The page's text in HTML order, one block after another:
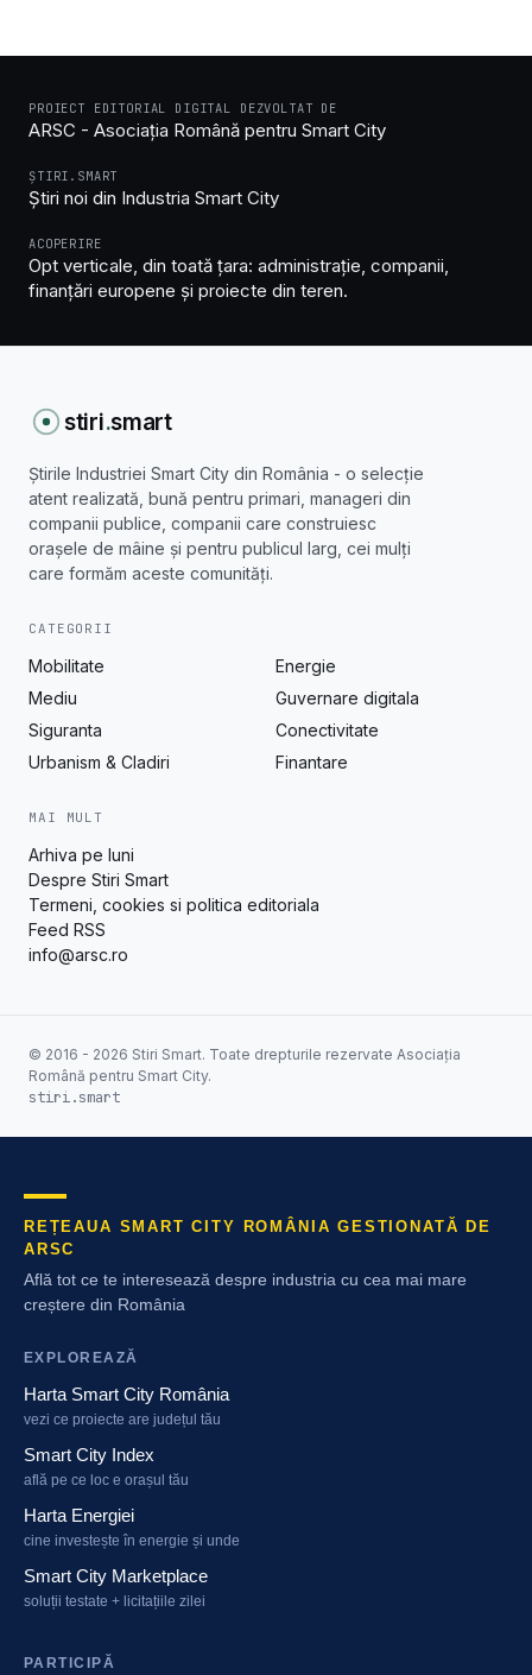
PROIECT EDITORIAL DIGITAL DEZVOLTAT DE
ARSC - Asociația Română pentru Smart City
ȘTIRI.SMART
Știri noi din Industria Smart City
ACOPERIRE
Opt verticale, din toată țara: administrație, companii,
finanțări europene și proiecte din teren.
stiri.smart
Știrile Industriei Smart City din România - o selecție
atent realizată, bună pentru primari, manageri din
companii publice, companii care construiesc
orașele de mâine și pentru publicul larg, cei mulți
care formăm aceste comunități.
CATEGORII
Mobilitate
Energie
Mediu
Guvernare digitala
Siguranta
Conectivitate
Urbanism & Cladiri
Finantare
MAI MULT
Arhiva pe luni
Despre Stiri Smart
Termeni, cookies si politica editoriala
Feed RSS
info@arsc.ro
© 2016 - 2026 Stiri Smart. Toate drepturile rezervate Asociația
Română pentru Smart City.
stiri.smart
REȚEAUA SMART CITY ROMÂNIA GESTIONATĂ DE
ARSC
Află tot ce te interesează despre industria cu cea mai mare
creștere din România
EXPLOREAZĂ
Harta Smart City România
vezi ce proiecte are județul tău
Smart City Index
află pe ce loc e orașul tău
Harta Energiei
cine investește în energie și unde
Smart City Marketplace
soluții testate + licitațiile zilei
PARTICIPĂ